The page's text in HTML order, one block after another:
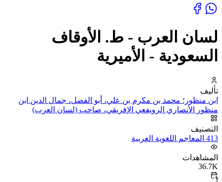
لسان العرب - ط. الأوقاف
السعودية - الأميرية
تأليف
ابن منظور؛ محمد بن مكرم بن علي، أبو الفضل، جمال الدين ابن
منظور الأنصاري الرويفعي الإفريقي، صاحب (لسان العرب)
التصنيف
413 المعاجم اللغوية العربية
المشاهدات
36.7K